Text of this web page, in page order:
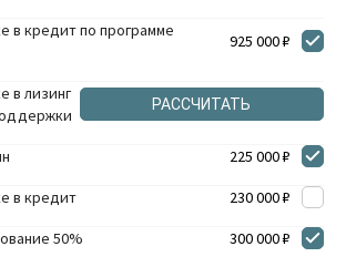
в кредит по программе
925 000 ₽
в лизинг
РАССЧИТАТЬ
225 000 ₽
в кредит 230 000 ₽
50% 300 000 ₽